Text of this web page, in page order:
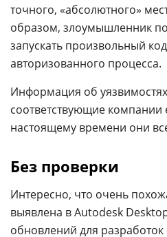
точного, «абсолютного»
образом, злоумышленник
запускать произвольный
авторизованного процесса.
Информация об
соответствующие компании
настоящему времени они
Без проверки
Интересно, что очень
выявлена в Autodesk
обновлений для